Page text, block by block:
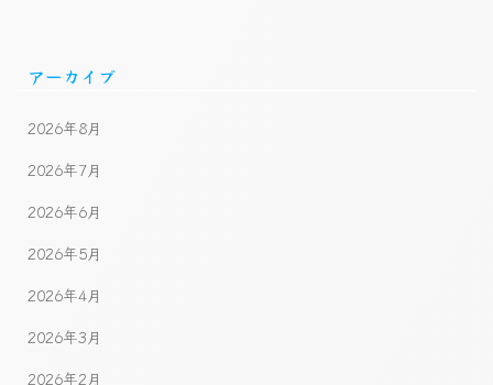
アーカイブ
2026年8月
2026年7月
2026年6月
2026年5月
2026年4月
2026年3月
2026年2月